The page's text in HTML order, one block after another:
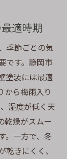
適時期
季節ごとの気
です。静岡市
塗装には最適
から梅雨入り
湿度が低く天
乾燥がスムー
。一方で、冬
きにくく、